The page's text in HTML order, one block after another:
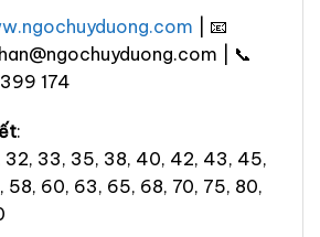
| 📧
| 📞
174
:
32, 33, 35, 38, 40, 42, 43, 45,
58, 60, 63, 65, 68, 70, 75, 80,